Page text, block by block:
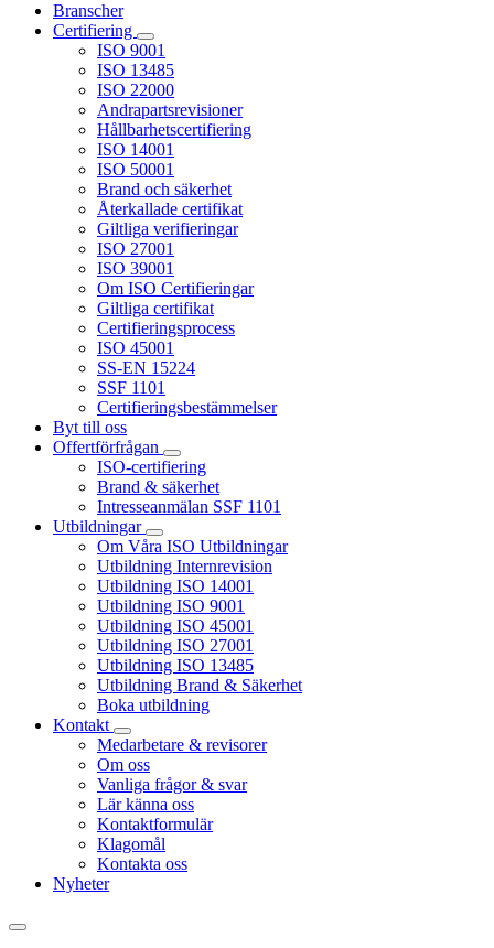
Branscher
Certifiering
ISO 9001
ISO 13485
ISO 22000
Andrapartsrevisioner
Hållbarhetscertifiering
ISO 14001
ISO 50001
Brand och säkerhet
Återkallade certifikat
Giltliga verifieringar
ISO 27001
ISO 39001
Om ISO Certifieringar
Giltliga certifikat
Certifieringsprocess
ISO 45001
SS-EN 15224
SSF 1101
Certifieringsbestämmelser
Byt till oss
Offertförfrågan
ISO-certifiering
Brand & säkerhet
Intresseanmälan SSF 1101
Utbildningar
Om Våra ISO Utbildningar
Utbildning Internrevision
Utbildning ISO 14001
Utbildning ISO 9001
Utbildning ISO 45001
Utbildning ISO 27001
Utbildning ISO 13485
Utbildning Brand & Säkerhet
Boka utbildning
Kontakt
Medarbetare & revisorer
Om oss
Vanliga frågor & svar
Lär känna oss
Kontaktformulär
Klagomål
Kontakta oss
Nyheter